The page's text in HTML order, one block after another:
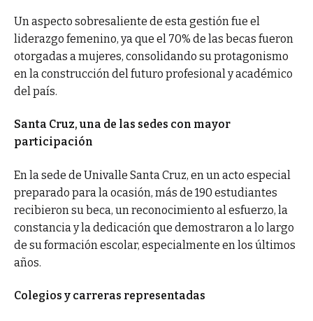
Un aspecto sobresaliente de esta gestión fue el
liderazgo femenino, ya que el 70% de las becas fueron
otorgadas a mujeres, consolidando su protagonismo
en la construcción del futuro profesional y académico
del país.
Santa Cruz, una de las sedes con mayor
participación
En la sede de Univalle Santa Cruz, en un acto especial
preparado para la ocasión, más de 190 estudiantes
recibieron su beca, un reconocimiento al esfuerzo, la
constancia y la dedicación que demostraron a lo largo
de su formación escolar, especialmente en los últimos
años.
Colegios y carreras representadas